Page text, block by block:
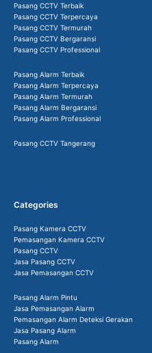
Pasang CCTV Terbaik
Pasang CCTV Terpercaya
Pasang CCTV Termurah
Pasang CCTV Bergaransi
Pasang CCTV Professional
Pasang Alarm Terbaik
Pasang Alarm Terpercaya
Pasang Alarm Termurah
Pasang Alarm Bergaransi
Pasang Alarm Professional
Pasang CCTV Tangerang
Categories
Pasang Kamera CCTV
Pemasangan Kamera CCTV
Pasang CCTV
Jasa Pasang CCTV
Jasa Pemasangan CCTV
Pasang Alarm Pintu
Jasa Pemasangan Alarm
Pemasangan Alarm Deteksi Gerakan
Jasa Pasang Alarm
Pasang Alarm